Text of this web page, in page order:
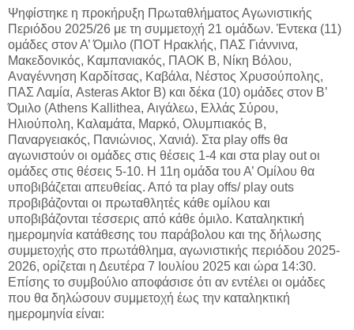
Ψηφίστηκε η προκήρυξη Πρωταθλήματος Αγωνιστικής
Περιόδου 2025/26 με τη συμμετοχή 21 ομάδων. Έντεκα (11)
ομάδες στον Α’ Όμιλο (ΠΟΤ Ηρακλής, ΠΑΣ Γιάννινα,
Μακεδονικός, Καμπανιακός, ΠΑΟΚ Β, Νίκη Βόλου,
Αναγέννηση Καρδίτσας, Καβάλα, Νέστος Χρυσούπολης,
ΠΑΣ Λαμία, Asteras Aktor B) και δέκα (10) ομάδες στον Β’
Όμιλο (Athens Kallithea, Αιγάλεω, Ελλάς Σύρου,
Ηλιούπολη, Καλαμάτα, Μαρκό, Ολυμπιακός Β,
Παναργειακός, Πανιώνιος, Χανιά). Στα play offs θα
αγωνιστούν οι ομάδες στις θέσεις 1-4 και στα play out οι
ομάδες στις θέσεις 5-10. Η 11η ομάδα του Α’ Ομίλου θα
υποβιβάζεται απευθείας. Από τα play offs/ play outs
προβιβάζονται οι πρωταθλητές κάθε ομίλου και
υποβιβάζονται τέσσερις από κάθε όμιλο. Καταληκτική
ημερομηνία κατάθεσης του παράβολου και της δήλωσης
συμμετοχής στο πρωτάθλημα, αγωνιστικής περιόδου 2025-
2026, ορίζεται η Δευτέρα 7 Ιουλίου 2025 και ώρα 14:30.
Επίσης το συμβούλιο αποφάσισε ότι αν εντέλει οι ομάδες
που θα δηλώσουν συμμετοχή έως την καταληκτική
ημερομηνία είναι: